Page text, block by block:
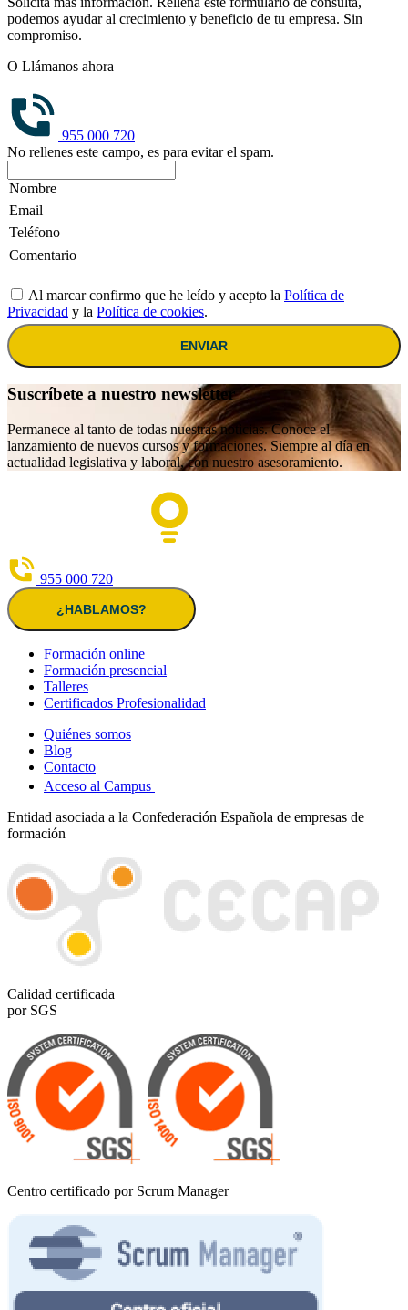
podemos ayudar al crecimiento y beneficio de tu empresa. Sin
compromiso.
O Llámanos ahora
955 000 720
No rellenes este campo, es para evitar el spam.
Al marcar confirmo que he leído y acepto la Política de
Privacidad y la Política de cookies.
ENVIAR
Suscríbete a nuestro newsletter
Permanece al tanto de todas nuestras noticias. Conoce el
lanzamiento de nuevos cursos y formaciones. Siempre al día en
actualidad legislativa y laboral, con nuestro asesoramiento.
955 000 720
¿HABLAMOS?
Formación online
Formación presencial
Talleres
Certificados Profesionalidad
Quiénes somos
Blog
Contacto
Acceso al Campus
Entidad asociada a la Confederación Española de empresas de
formación
Calidad certificada
por SGS
Centro certificado por Scrum Manager